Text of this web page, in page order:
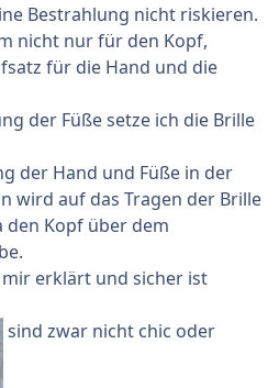
Bestrahlung nicht riskieren.
nicht nur für den Kopf,
für die Hand und die
der Füße setze ich die Brille
der Hand und Füße in der
wird auf das Tragen der Brille
den Kopf über dem
erklärt und sicher ist
sind zwar nicht chic oder